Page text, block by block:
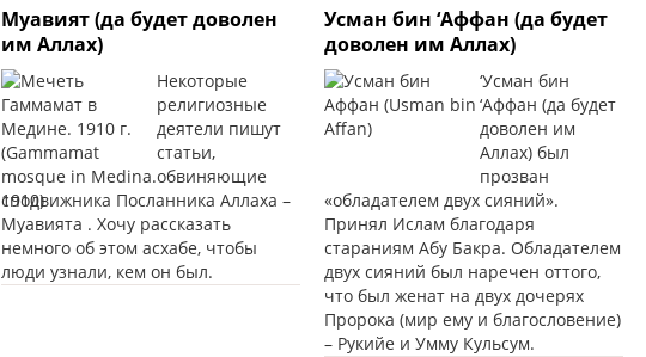
Муавият (да будет доволен
им Аллах)
Некоторые
религиозные
деятели пишут
статьи,
обвиняющие
сподвижника Посланника Аллаха –
Муавията . Хочу рассказать
немного об этом асхабе, чтобы
люди узнали, кем он был.
Усман бин ‘Аффан (да будет
доволен им Аллах)
‘Усман бин
‘Аффан (да будет
доволен им
Аллах) был
прозван
«обладателем двух сияний».
Принял Ислам благодаря
стараниям Абу Бакра. Обладателем
двух сияний был наречен оттого,
что был женат на двух дочерях
Пророка (мир ему и благословение)
– Рукийе и Умму Кульсум.